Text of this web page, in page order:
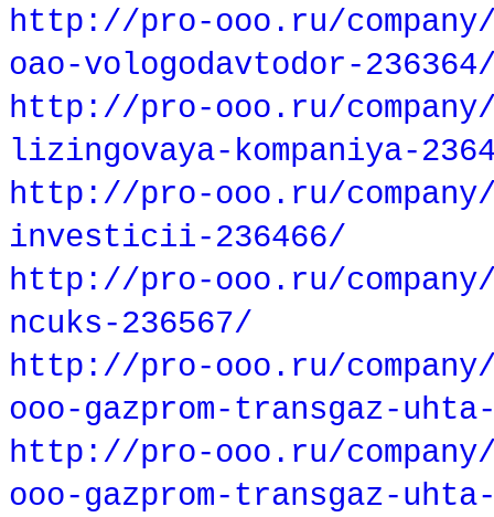
http://pro-ooo.ru/
oao-vologodavtodor-
http://pro-ooo.ru/company/
lizingovaya-kompaniya-
http://pro-ooo.ru/
investicii-236466/
http://pro-ooo.ru/
ncuks-236567/
http://pro-ooo.ru/
ooo-gazprom-transgaz-
http://pro-ooo.ru/
ooo-gazprom-transgaz-